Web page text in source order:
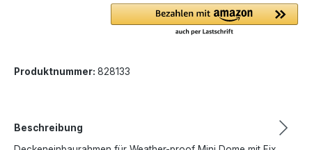
Produktnummer: 828133
Beschreibung